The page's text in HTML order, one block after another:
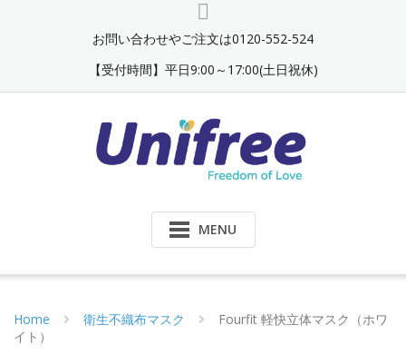
お問い合わせやご注文は0120-552-524
【受付時間】平日9:00～17:00(土日祝休)
MENU
Home 衛生不織布マスク
Fourfit 軽快立体マスク（ホワ
イト）